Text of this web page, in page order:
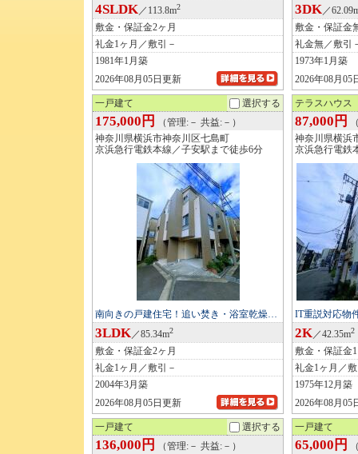
4SLDK／113.8m2
敷金・保証金2ヶ月
礼金1ヶ月／敷引－
1981年1月築
2026年08月05日更新
3DK／
敷金・保証金
礼金無／敷引
1973年1月築
2026年08月05
一戸建て 選択する
175,000円
（管理:－ 共益:－）
神奈川県横浜市神奈川区七島町
京浜急行電鉄本線／子安駅まで徒歩6分
南向きの戸建住宅！追い焚き・浴室乾燥…
3LDK／85.34m2
敷金・保証金2ヶ月
礼金1ヶ月／敷引－
2004年3月築
2026年08月05日更新
テラスハウス
87,000円
神奈川県横浜
京浜急行電鉄
IT重説対応物
2K／42.35m2
敷金・保証金
礼金1ヶ月／
1975年12月築
2026年08月05
一戸建て 選択する
136,000円
（管理:－ 共益:－）
一戸建て
65,000円